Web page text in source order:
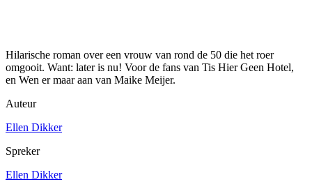
Hilarische roman over een vrouw van rond de 50 die het roer
omgooit. Want: later is nu! Voor de fans van Tis Hier Geen Hotel,
en Wen er maar aan van Maike Meijer.
Auteur
Ellen Dikker
Spreker
Ellen Dikker